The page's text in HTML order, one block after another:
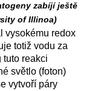
zabíjí ještě
of Illinoa)
vysokému redox
totiž vodu za
tuto reakci
světlo (foton)
vytvoří páry